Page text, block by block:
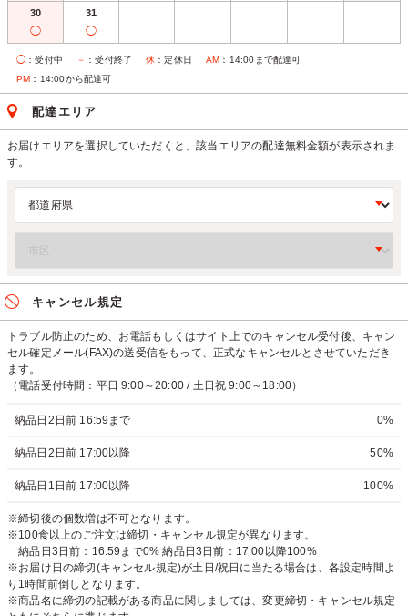
30
◯
31
◯
◯ ：受付中 － ：受付終了 休 ：定休日 AM ：14:00まで配達可
PM ：14:00から配達可
配達エリア
お届けエリアを選択していただくと、該当エリアの配達無料金額が表示されま
す。
キャンセル規定
トラブル防止のため、お電話もしくはサイト上でのキャンセル受付後、キャン
セル確定メール(FAX)の送受信をもって、正式なキャンセルとさせていただき
ます。
（電話受付時間：平日 9:00～20:00 / 土日祝 9:00～18:00）
納品日2日前 16:59まで 0%
納品日2日前 17:00以降 50%
納品日1日前 17:00以降 100%
※締切後の個数増は不可となります。
※100食以上のご注文は締切・キャンセル規定が異なります。
納品日3日前：16:59まで0% 納品日3日前：17:00以降100%
※お届け日の締切(キャンセル規定)が土日/祝日に当たる場合は、各設定時間よ
り1時間前倒しとなります。
※商品名に締切の記載がある商品に関しましては、変更締切・キャンセル規定